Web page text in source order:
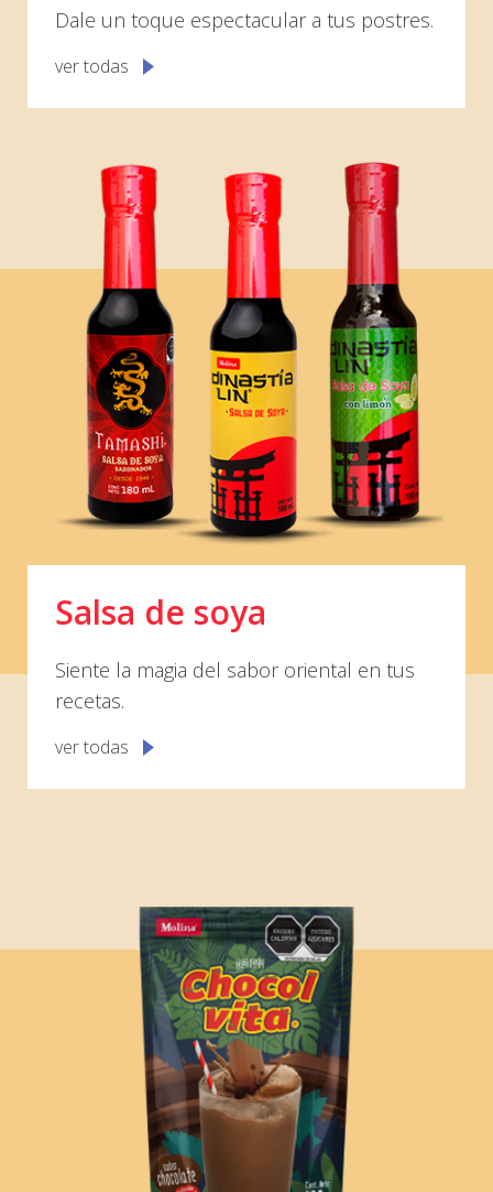
Dale un toque espectacular a tus postres.
ver todas
Salsa de soya
Siente la magia del sabor oriental en tus
recetas.
ver todas